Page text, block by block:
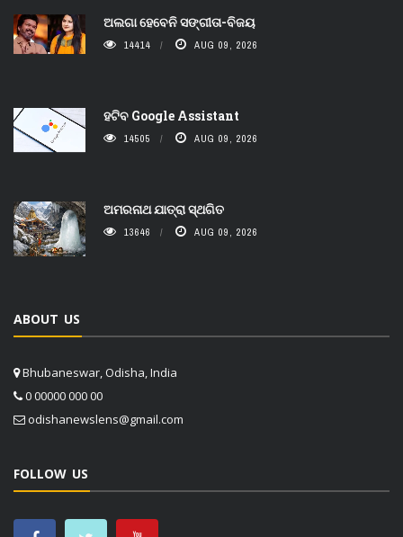
ଅଲଗା ହେବେନି ସଙ୍ଗୀତା-ବିଜୟ
14414 AUG 09, 2026
ହଟିବ Google Assistant
14505 AUG 09, 2026
ଅମରନାଥ ଯାତ୍ରା ସ୍ଥଗିତ
13646 AUG 09, 2026
ABOUT US
Bhubaneswar, Odisha, India
0 00000 000 00
odishanewslens@gmail.com
FOLLOW US